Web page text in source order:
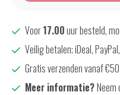
Voor17.00uur besteld,
Veilig betalen; iDeal,
Gratis verzenden vanaf
Meer informatie?